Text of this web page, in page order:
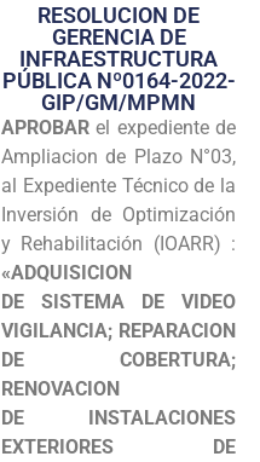
Transparencia
Seguridad
Programas
Intranet
RESOLUCION DE
GERENCIA DE
INFRAESTRUCTURA
PÚBLICA Nº0164-2022-
GIP/GM/MPMN
APROBAR el expediente de
Ampliacion de Plazo N°03,
al Expediente Técnico de la
Inversión de Optimización
y Rehabilitación (IOARR) :
«ADQUISICION
DE SISTEMA DE VIDEO
VIGILANCIA; REPARACION
DE COBERTURA;
RENOVACION
DE INSTALACIONES
EXTERIORES DE